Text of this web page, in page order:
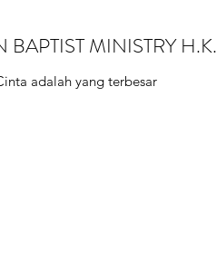
MINISTRY H.K.
adalah yang terbesar